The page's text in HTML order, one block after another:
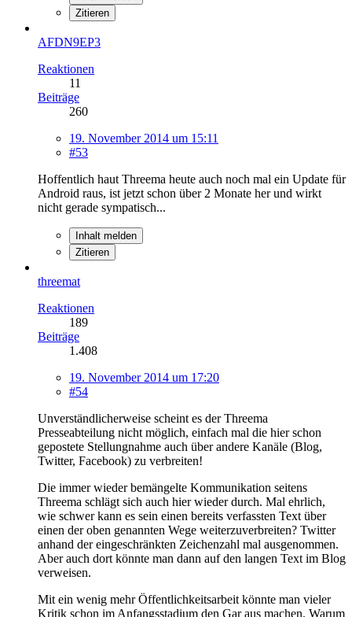
Zitieren
AFDN9EP3
Reaktionen
11
Beiträge
260
19. November 2014 um 15:11
#53
Hoffentlich haut Threema heute auch noch mal ein Update für
Android raus, ist jetzt schon über 2 Monate her und wirkt
nicht gerade sympatisch...
Inhalt melden
Zitieren
threemat
Reaktionen
189
Beiträge
1.408
19. November 2014 um 17:20
#54
Unverständlicherweise scheint es der Threema
Presseabteilung nicht möglich, einfach mal die hier schon
gepostete Stellungnahme auch über andere Kanäle (Blog,
Twitter, Facebook) zu verbreiten!
Die immer wieder bemängelte Kommunikation seitens
Threema schlägt sich auch hier wieder durch. Mal ehrlich,
wie schwer kann es sein einen bereits verfassten Text über
einen der oben genannten Wege weiterzuverbreiten? Twitter
anhand der eingeschränkten Zeichenzahl mal ausgenommen.
Aber auch dort könnte man dann auf den langen Text im Blog
verweisen.
Mit ein wenig mehr Öffentlichkeitsarbeit könnte man vieler
Kritik schon im Anfangsstadium den Gar aus machen. Warum